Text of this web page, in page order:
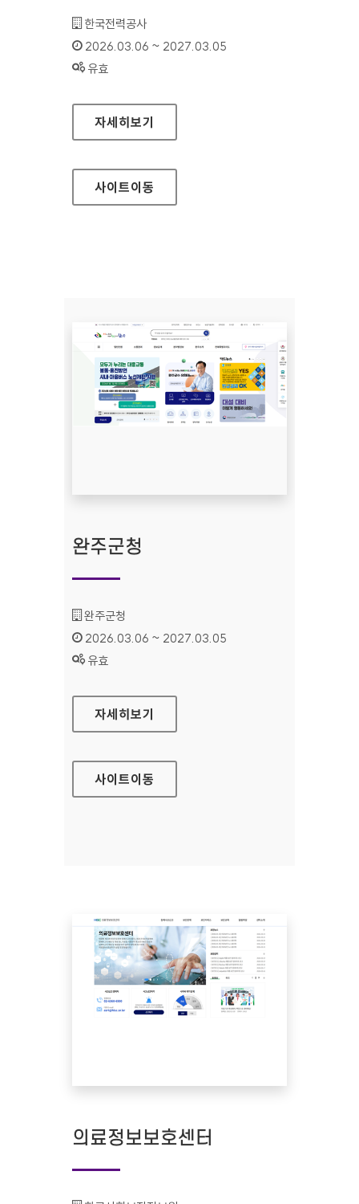
기관명 :
한국전력공사
인증기간 :
2026.03.06 ~ 2027.03.05
상태 :
유효
한국전력공사 공급자통합포털
자세히보기
사이트이동
완주군청
기관명 :
완주군청
인증기간 :
2026.03.06 ~ 2027.03.05
상태 :
유효
완주군청
자세히보기
사이트이동
의료정보보호센터